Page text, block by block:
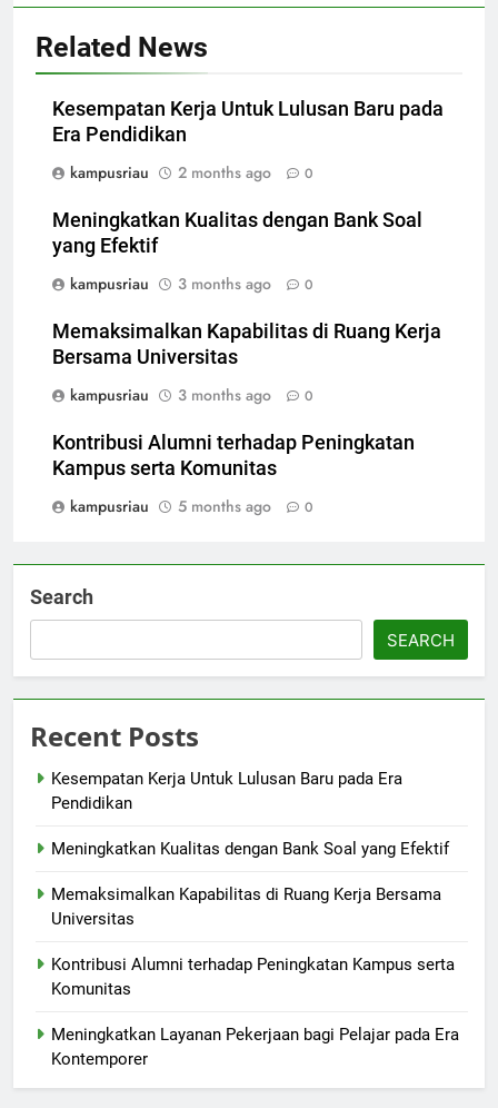
Related News
Kesempatan Kerja Untuk Lulusan Baru pada
Era Pendidikan
kampusriau
2 months ago 0
Meningkatkan Kualitas dengan Bank Soal
yang Efektif
kampusriau
3 months ago 0
Memaksimalkan Kapabilitas di Ruang Kerja
Bersama Universitas
kampusriau
3 months ago 0
Kontribusi Alumni terhadap Peningkatan
Kampus serta Komunitas
kampusriau
5 months ago 0
Search
SEARCH
Recent Posts
Kesempatan Kerja Untuk Lulusan Baru pada Era
Pendidikan
Meningkatkan Kualitas dengan Bank Soal yang Efektif
Memaksimalkan Kapabilitas di Ruang Kerja Bersama
Universitas
Kontribusi Alumni terhadap Peningkatan Kampus serta
Komunitas
Meningkatkan Layanan Pekerjaan bagi Pelajar pada Era
Kontemporer